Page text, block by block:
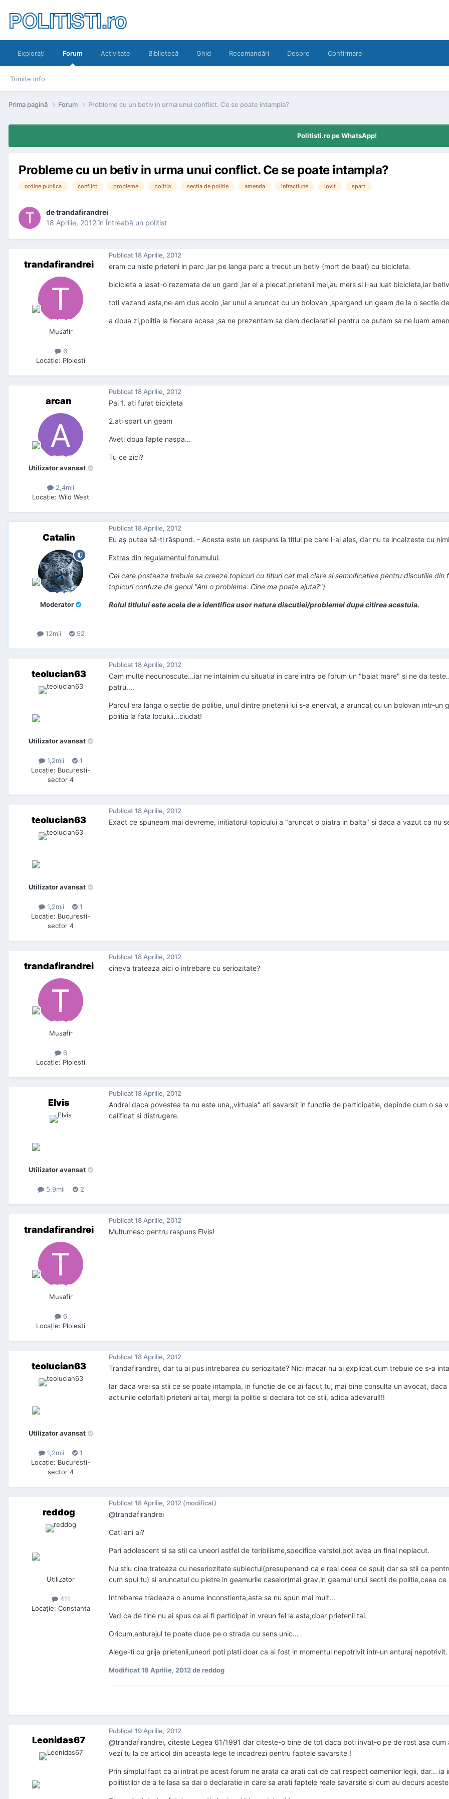
POLITISTI.ro
Exploraţi Forum
Trimite info
Activitate Bibliotecă Ghid Recomandări Despre Confirmare
Prima pagină Forum Probleme cu un betiv in urma unui conflict. Ce se poate intampla?
Politisti.ro pe WhatsApp!
Probleme cu un betiv in urma unui conflict. Ce se poate intampla?
ordine publica conflict probleme politia sectia de politie amenda infractiune lovit spart
detrandafirandrei
18 Aprilie, 2012în Întreabă un poliţist
trandafirandrei
Musafir
6
Locaţie: Ploiesti
Publicat18 Aprilie, 2012
eram cu niste prieteni in parc ,iar pe langa parc a trecut un betiv (mort de beat) cu bicicleta.
bicicleta a lasat-o rezemata de un gard ,iar el a plecat.prietenii mei,au mers si i-au luat bicicleta,iar
toti vazand asta,ne-am dus acolo ,iar unul a aruncat cu un bolovan ,spargand un geam de la o sectie
a doua zi,politia la fiecare acasa ,sa ne prezentam sa dam declaratie! pentru ce putem sa ne luam
arcan
Utilizator avansat
2,4mii
Locaţie: Wild West
Publicat18 Aprilie, 2012
Pai 1. ati furat bicicleta
2.ati spart un geam
Aveti doua fapte naspa...
Tu ce zici?
Catalin
Moderator
12mii 52
Publicat18 Aprilie, 2012
Eu aș putea să-ți răspund. - Acesta este un raspuns la titlul pe care l-ai ales, dar nu te incalzeste cu
Extras din regulamentul forumului:
Cel care posteaza trebuie sa creeze topicuri cu titluri cat mai clare si semnificative pentru discutiile din
topicuri confuze de genul "Am o problema. Cine ma poate ajuta?")
Rolul titlului este acela de a identifica usor natura discutiei/problemei dupa citirea acestuia.
teolucian63
Utilizator avansat
1,2mii
1
Locaţie: Bucuresti-
sector 4
Publicat18 Aprilie, 2012
Cam multe necunoscute...iar ne intalnim cu situatia in care intra pe forum un "baiat mare" si ne da
patru....
Parcul era langa o sectie de politie, unul dintre prietenii lui s-a enervat, a aruncat cu un bolovan intr-un
politia la fata locului...ciudat!
teolucian63
Utilizator avansat
1,2mii
1
Locaţie: Bucuresti-
sector 4
Publicat18 Aprilie, 2012
Exact ce spuneam mai devreme, initiatorul topicului a "aruncat o piatra in balta" si daca a vazut ca nu
trandafirandrei
Musafir
6
Locaţie: Ploiesti
Publicat18 Aprilie, 2012
cineva trateaza aici o intrebare cu seriozitate?
Elvis
Utilizator avansat
5,9mii 2
Publicat18 Aprilie, 2012
Andrei daca povestea ta nu este una,,virtuala" ati savarsit in functie de participatie, depinde cum o
calificat si distrugere.
trandafirandrei
Musafir
6
Locaţie: Ploiesti
Publicat18 Aprilie, 2012
Multumesc pentru raspuns Elvis!
teolucian63
Utilizator avansat
1,2mii
1
Locaţie: Bucuresti-
sector 4
Publicat18 Aprilie, 2012
Trandafirandrei, dar tu ai pus intrebarea cu seriozitate? Nici macar nu ai explicat cum trebuie ce s-a
Iar daca vrei sa stii ce se poate intampla, in functie de ce ai facut tu, mai bine consulta un avocat,
actiunile celorlalti prieteni ai tai, mergi la politie si declara tot ce stii, adica adevarul!!!
reddog
Utilizator
411
Locaţie: Constanta
Publicat18 Aprilie, 2012 (modificat)
@trandafirandrei
Cati ani ai?
Pari adolescent si sa stii ca uneori astfel de teribilisme,specifice varstei,pot avea un final neplacut.
Nu stiu cine trateaza cu neseriozitate subiectul(presupenand ca e real ceea ce spui) dar sa stii ca
cum spui tu) si aruncatul cu pietre in geamurile caselor(mai grav,in geamul unui sectii de politie,ceea
Intrebarea tradeaza o anume inconstienta,asta sa nu spun mai mult...
Vad ca de tine nu ai spus ca ai fi participat in vreun fel la asta,doar prietenii tai.
Oricum,anturajul te poate duce pe o strada cu sens unic...
Alege-ti cu grija prietenii,uneori poti plati doar ca ai fost in momentul nepotrivit intr-un anturaj nepotrivit.
Modificat18 Aprilie, 2012de reddog
Leonidas67
Publicat19 Aprilie, 2012
@trandafirandrei, citeste Legea 61/1991 dar citeste-o bine de tot daca poti invat-o pe de rost asa
vezi tu la ce articol din aceasta lege te incadrezi pentru faptele savarsite !
Prin simplul fapt ca ai intrat pe acest forum ne arata ca arati cat de cat respect oamenilor legii, dar...
politistilor de a te lasa sa dai o declaratie in care sa arati faptele reale savarsite si cum au decurs